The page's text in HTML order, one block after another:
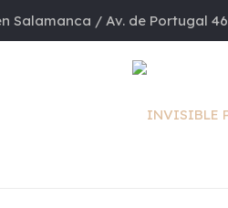
Salamanca / Av. de Portugal 46